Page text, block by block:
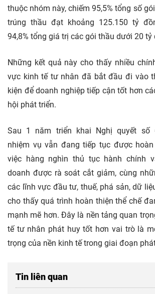
thuộc nhóm này, chiếm 95,5% tổng số
trúng thầu đạt khoảng 125.150 tỷ
94,8% tổng giá trị các gói thầu dưới 20 tỷ
Những kết quả này cho thấy nhiều
vực kinh tế tư nhân đã bắt đầu đi vào
kiện để doanh nghiệp tiếp cận tốt hơn
hội phát triển.
Sau 1 năm triển khai Nghị quyết số
nhiệm vụ vẫn đang tiếp tục được hoàn
việc hàng nghìn thủ tục hành chính
doanh được rà soát cắt giảm, cùng
các lĩnh vực đầu tư, thuế, phá sản, dữ
cho thấy quá trình hoàn thiện thể chế
mạnh mẽ hơn. Đây là nền tảng quan
tế tư nhân phát huy tốt hơn vai trò là
trọng của nền kinh tế trong giai đoạn
Tin liên quan